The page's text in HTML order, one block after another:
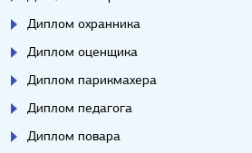
Диплом охранника
Диплом оценщика
Диплом парикмахера
Диплом педагога
Диплом повара